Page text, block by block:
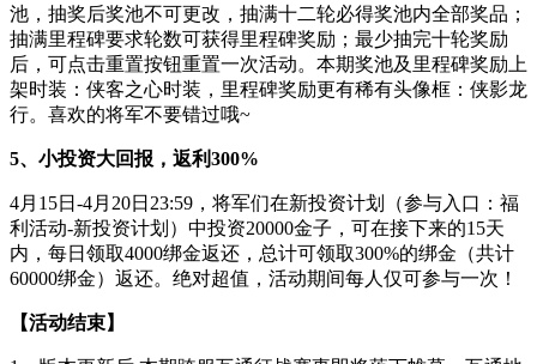
池，抽奖后奖池不可更改，抽满十二轮必得奖池内全部奖品；
抽满里程碑要求轮数可获得里程碑奖励；最少抽完十轮奖励
后，可点击重置按钮重置一次活动。本期奖池及里程碑奖励上
架时装：侠客之心时装，里程碑奖励更有稀有头像框：侠影龙
行。喜欢的将军不要错过哦~
5、小投资大回报，返利300%
4月15日-4月20日23:59，将军们在新投资计划（参与入口：福
利活动-新投资计划）中投资20000金子，可在接下来的15天
内，每日领取4000绑金返还，总计可领取300%的绑金（共计
60000绑金）返还。绝对超值，活动期间每人仅可参与一次！
【活动结束】